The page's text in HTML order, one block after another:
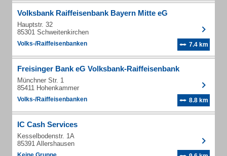
Volksbank Raiffeisenbank Bayern Mitte eG
Hauptstr. 32
85301 Schweitenkirchen
Volks-/Raiffeisenbanken 7.4 km
Freisinger Bank eG Volksbank-Raiffeisenbank
Münchner Str. 1
85411 Hohenkammer
Volks-/Raiffeisenbanken 8.8 km
IC Cash Services
Kesselbodenstr. 1A
85391 Allershausen